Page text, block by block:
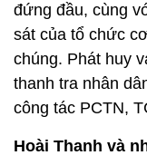
đứng đầu, cùng
sát của tổ chức
chúng. Phát huy
thanh tra nhân
công tác PCTN,
Hoài Thanh và